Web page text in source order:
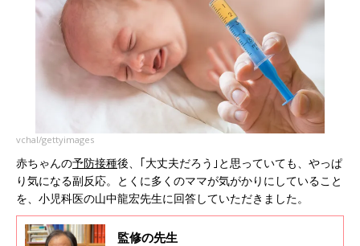
vchal/gettyimages
赤ちゃんの予防接種後、｢大丈夫だろう｣と思っていても、やっぱ
り気になる副反応。とくに多くのママが気がかりにしていること
を、小児科医の山中龍宏先生に回答していただきました。
監修の先生